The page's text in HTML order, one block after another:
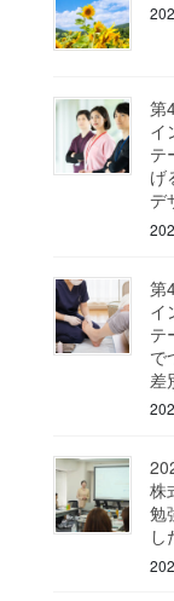
第
イ
テ
げ
デ
第
イ
テ
で
差
株
勉
し